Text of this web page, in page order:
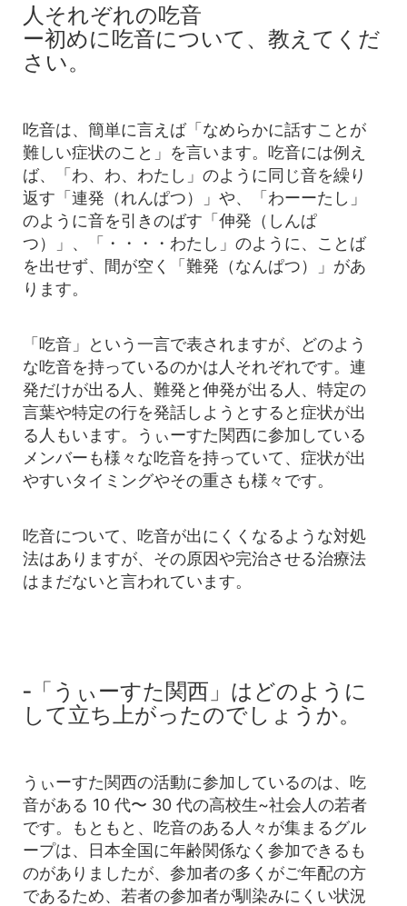
人それぞれの吃音
ー初めに吃音について、教えてくだ
さい。
吃音は、簡単に言えば「なめらかに話すことが
難しい症状のこと」を言います。吃音には例え
ば、「わ、わ、わたし」のように同じ音を繰り
返す「連発（れんぱつ）」や、「わーーたし」
のように音を引きのばす「伸発（しんぱ
つ）」、「・・・・わたし」のように、ことば
を出せず、間が空く「難発（なんぱつ）」があ
ります。
「吃音」という一言で表されますが、どのよう
な吃音を持っているのかは人それぞれです。連
発だけが出る人、難発と伸発が出る人、特定の
言葉や特定の行を発話しようとすると症状が出
る人もいます。うぃーすた関西に参加している
メンバーも様々な吃音を持っていて、症状が出
やすいタイミングやその重さも様々です。
吃音について、吃音が出にくくなるような対処
法はありますが、その原因や完治させる治療法
はまだないと言われています。
‐「うぃーすた関西」はどのように
して立ち上がったのでしょうか。
うぃーすた関西の活動に参加しているのは、吃
音がある 10 代〜 30 代の高校生~社会人の若者
です。もともと、吃音のある人々が集まるグル
ープは、日本全国に年齢関係なく参加できるも
のがありましたが、参加者の多くがご年配の方
であるため、若者の参加者が馴染みにくい状況